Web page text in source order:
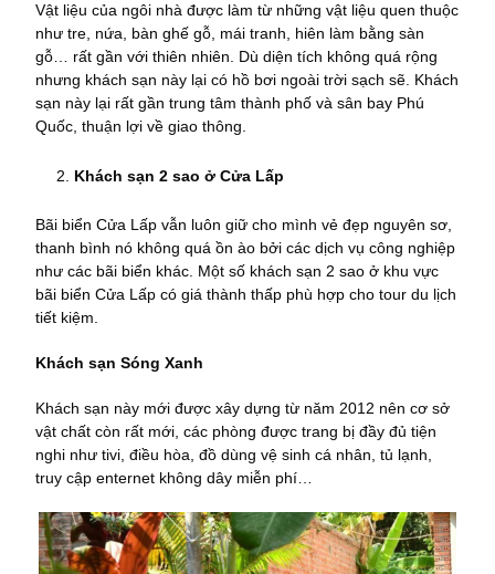
Vật liệu của ngôi nhà được làm từ những vật liệu quen thuộc
như tre, nứa, bàn ghế gỗ, mái tranh, hiên làm bằng sàn
gỗ… rất gần với thiên nhiên. Dù diện tích không quá rộng
nhưng khách sạn này lại có hồ bơi ngoài trời sạch sẽ. Khách
sạn này lại rất gần trung tâm thành phố và sân bay Phú
Quốc, thuận lợi về giao thông.
Khách sạn 2 sao ở Cửa Lấp
Bãi biển Cửa Lấp vẫn luôn giữ cho mình vẻ đẹp nguyên sơ,
thanh bình nó không quá ồn ào bởi các dịch vụ công nghiệp
như các bãi biển khác. Một số khách sạn 2 sao ở khu vực
bãi biển Cửa Lấp có giá thành thấp phù hợp cho tour du lịch
tiết kiệm.
Khách sạn Sóng Xanh
Khách sạn này mới được xây dựng từ năm 2012 nên cơ sở
vật chất còn rất mới, các phòng được trang bị đầy đủ tiện
nghi như tivi, điều hòa, đồ dùng vệ sinh cá nhân, tủ lạnh,
truy cập enternet không dây miễn phí…